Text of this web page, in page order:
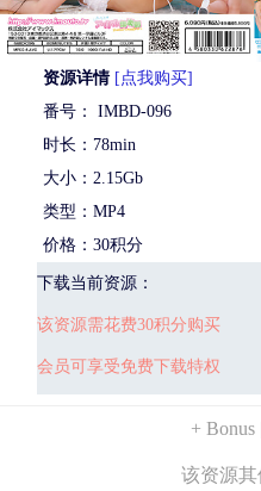
资源详情 [点我购买]
番号： IMBD-096
时长：78min
大小：2.15Gb
类型：MP4
价格：30积分
下载当前资源：
该资源需花费30积分购买
会员可享受免费下载特权
+ Bonus
该资源